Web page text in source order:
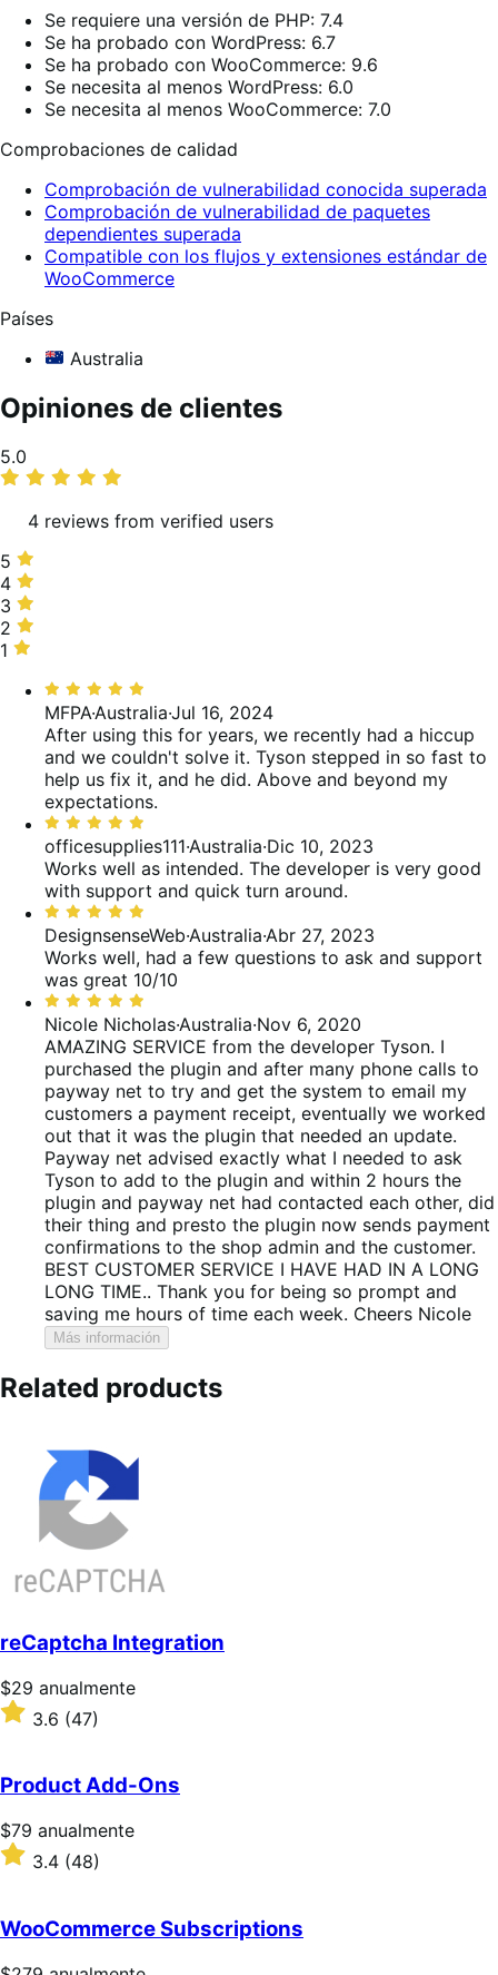
Se requiere una versión de PHP: 7.4
Se ha probado con WordPress: 6.7
Se ha probado con WooCommerce: 9.6
Se necesita al menos WordPress: 6.0
Se necesita al menos WooCommerce: 7.0
Comprobaciones de calidad
Comprobación de vulnerabilidad conocida superada
Comprobación de vulnerabilidad de paquetes
dependientes superada
Compatible con los flujos y extensiones estándar de
WooCommerce
Países
Australia
Opiniones de clientes
Promedio
de
5.0
4 reviews from verified users
5
estrellas,
100 %
de
valoraciones
5
4
estrellas,
0 %
de
4
3
estrellas,
0 %
valoraciones
3
2
estrellas,
valoraciones
2
1
0 %
valoraciones
1
Valoración:
5
de
5
MFPA·Australia·Jul 16, 2024
After using this for years, we recently had a hiccup
and we couldn't solve it. Tyson stepped in so fast to
help us fix it, and he did. Above and beyond my
expectations.
Valoración:
5
de
5
officesupplies111·Australia·Dic 10, 2023
Works well as intended. The developer is very good
with support and quick turn around.
Valoración:
5
de
5
DesignsenseWeb·Australia·Abr 27, 2023
Works well, had a few questions to ask and support
was great 10/10
Valoración:
5
de
5
Nicole Nicholas·Australia·Nov 6, 2020
AMAZING SERVICE from the developer Tyson. I
purchased the plugin and after many phone calls to
payway net to try and get the system to email my
customers a payment receipt, eventually we worked
out that it was the plugin that needed an update.
Payway net advised exactly what I needed to ask
Tyson to add to the plugin and within 2 hours the
plugin and payway net had contacted each other, did
their thing and presto the plugin now sends payment
confirmations to the shop admin and the customer.
BEST CUSTOMER SERVICE I HAVE HAD IN A LONG
LONG TIME.. Thank you for being so prompt and
saving me hours of time each week. Cheers Nicole
Más información
Related products
reCaptcha Integration
Precio:
$29/anualmente
$29 anualmente
Valoración:
3.6
5
estrellas
3.6 (47)
Product Add-Ons
Precio:
$79/anualmente
$79 anualmente
Valoración:
5
estrellas
3.4 (48)
WooCommerce Subscriptions